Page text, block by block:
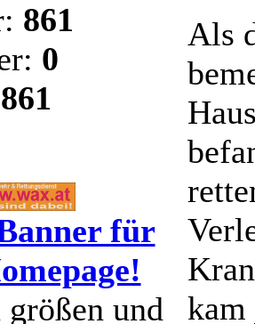
861
0
861
für
und
Als
kam